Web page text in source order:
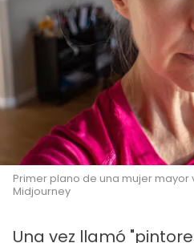
Primer plano de una mujer mayor
Midjourney
Una vez llamó